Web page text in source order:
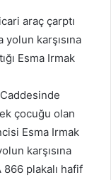
araç çarptı
karşısına
Esma Irmak
çocuğu olan
Esma Irmak
karşısına
plakalı hafif